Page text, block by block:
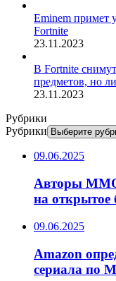
Eminem примет
Fortnite
23.11.2023
В Fortnite
предметов, но
23.11.2023
Рубрики
Рубрики
09.06.2025
Авторы
на открытое
09.06.2025
Amazon
сериала по